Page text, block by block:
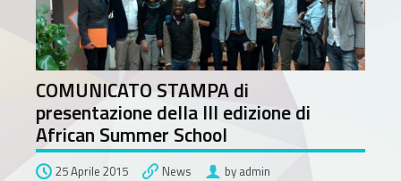
COMUNICATO STAMPA di
presentazione della III edizione di
African Summer School
25 Aprile 2015 News by admin